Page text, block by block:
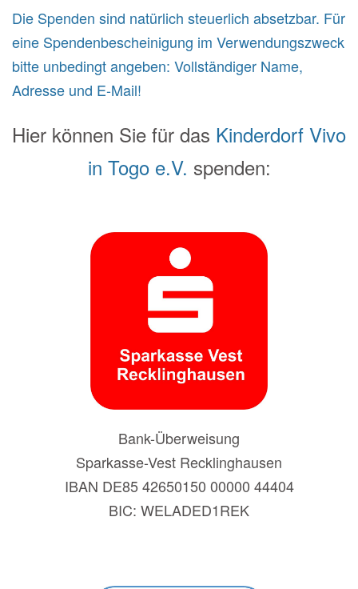
Die Spenden sind natürlich steuerlich absetzbar. Für
eine Spendenbescheinigung im Verwendungszweck
bitte unbedingt angeben: Vollständiger Name,
Adresse und E-Mail!
Hier können Sie für das Kinderdorf Vivo
in Togo e.V. spenden:
Bank-Überweisung
Sparkasse-Vest Recklinghausen
IBAN DE85 42650150 00000 44404
BIC: WELADED1REK